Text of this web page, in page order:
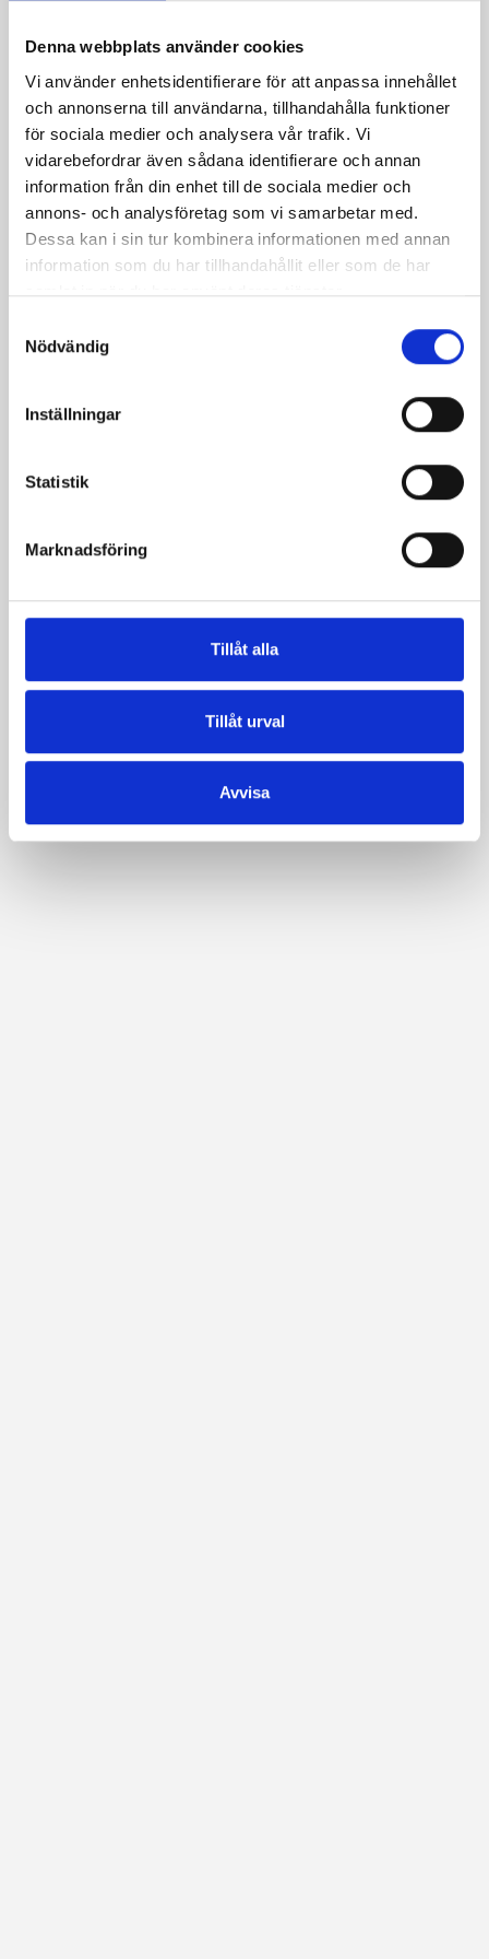
Denna webbplats använder cookies
Vi använder enhetsidentifierare för att anpassa innehållet
och annonserna till användarna, tillhandahålla funktioner
för sociala medier och analysera vår trafik. Vi
vidarebefordrar även sådana identifierare och annan
information från din enhet till de sociala medier och
annons- och analysföretag som vi samarbetar med.
Dessa kan i sin tur kombinera informationen med annan
information som du har tillhandahållit eller som de har
samlat in när du har använt deras tjänster.
Nödvändig
Inställningar
Statistik
Marknadsföring
Tillåt alla
Tillåt urval
Avvisa